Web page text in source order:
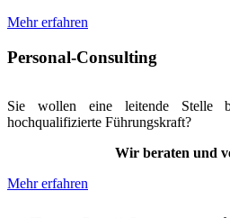
Mehr erfahren
Personal-Consulting
Sie wollen eine leitende Stelle
hochqualifizierte Führungskraft?
Wir beraten und
Mehr erfahren